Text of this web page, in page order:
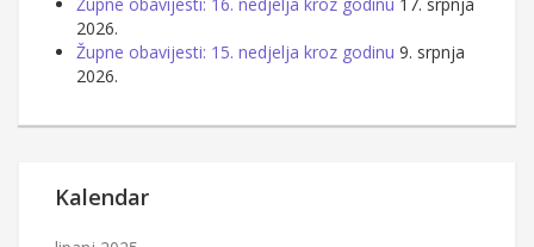
2026.
Župne obavijesti: 15. nedjelja kroz godinu 9. srpnja
2026.
Kalendar